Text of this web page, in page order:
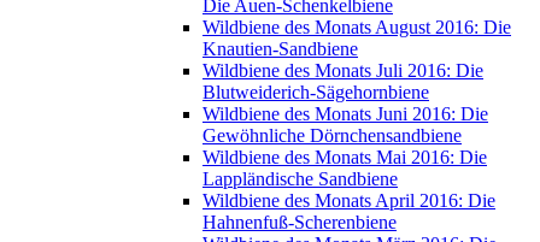
Die Auen-Schenkelbiene
Wildbiene des Monats August 2016: Die
Knautien-Sandbiene
Wildbiene des Monats Juli 2016: Die
Blutweiderich-Sägehornbiene
Wildbiene des Monats Juni 2016: Die
Gewöhnliche Dörnchensandbiene
Wildbiene des Monats Mai 2016: Die
Lappländische Sandbiene
Wildbiene des Monats April 2016: Die
Hahnenfuß-Scherenbiene